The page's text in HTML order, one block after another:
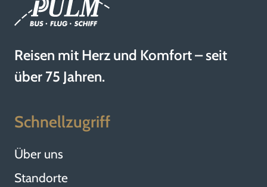
Reisen mit Herz und Komfort – seit
über 75 Jahren.
Schnellzugriff
Über uns
Standorte